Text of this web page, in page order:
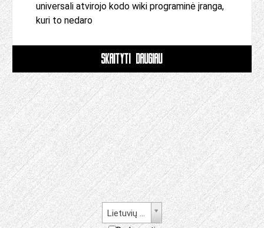
universali atvirojo kodo wiki programinė įranga,
kuri to nedaro
SKAITYTI DAUGIAU
Lietuvių kalba